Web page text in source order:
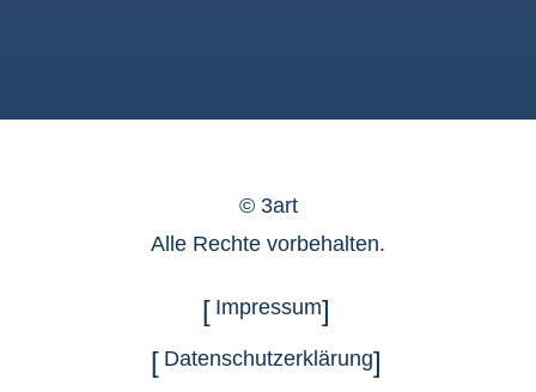
© 3art
Alle Rechte vorbehalten.
Impressum
Datenschutzerklärung